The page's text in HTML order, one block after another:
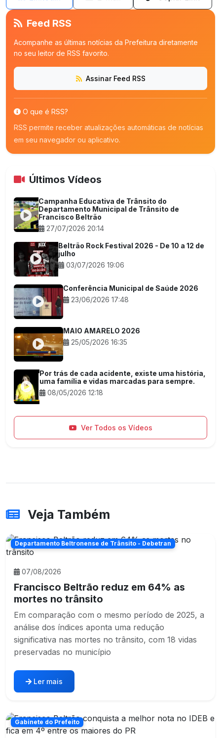
Feed RSS
Acompanhe as últimas notícias da Prefeitura diretamente
no seu leitor de RSS favorito.
Assinar Feed RSS
O que é RSS?
RSS permite receber atualizações automáticas de notícias
em seu navegador ou aplicativo.
Últimos Vídeos
Campanha Educativa de Trânsito do
Departamento Municipal de Trânsito de
Francisco Beltrão
27/07/2026 20:14
Beltrão Rock Festival 2026 - De 10 a 12 de
julho
03/07/2026 19:06
Conferência Municipal de Saúde 2026
23/06/2026 17:48
MAIO AMARELO 2026
25/05/2026 16:35
Por trás de cada acidente, existe uma história,
uma família e vidas marcadas para sempre.
08/05/2026 12:18
Ver Todos os Vídeos
Veja Também
Departamento Beltronense de Trânsito - Debetran
07/08/2026
Francisco Beltrão reduz em 64% as
mortes no trânsito
Em comparação com o mesmo período de 2025, a
análise dos índices aponta uma redução
significativa nas mortes no trânsito, com 18 vidas
preservadas no município
Ler mais
Gabinete do Prefeito